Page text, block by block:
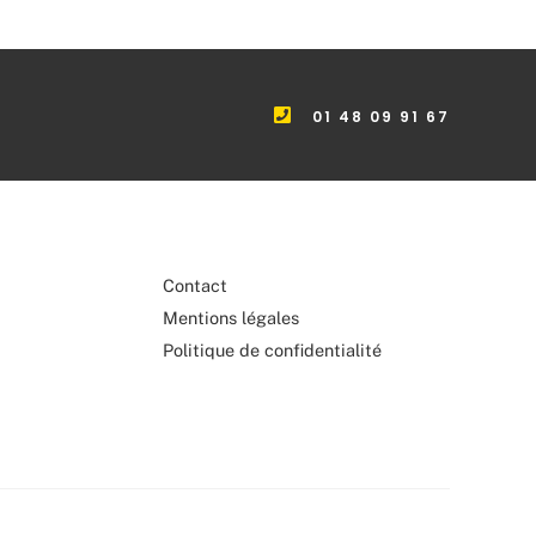
01 48 09 91 67
Contact
Mentions légales
Politique de confidentialité